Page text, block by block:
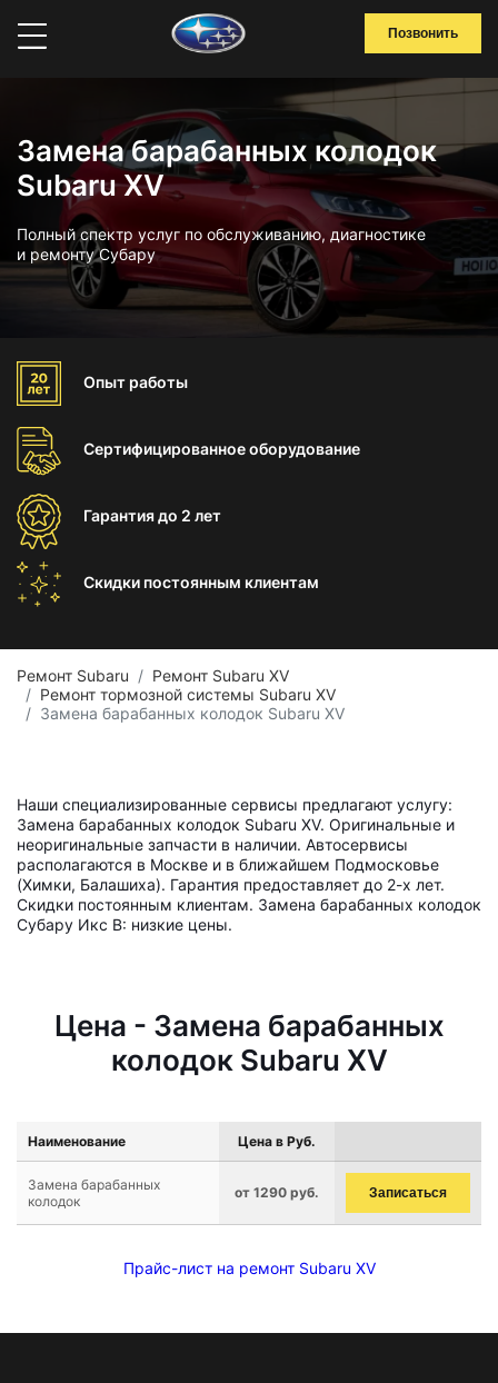
Позвонить
Замена барабанных колодок
Subaru XV
Полный спектр услуг по обслуживанию, диагностике
и ремонту Субару
Опыт работы
Сертифицированноеоборудование
Гарантиядо 2 лет
Скидки постоянным клиентам
Ремонт Subaru
Ремонт Subaru XV
Ремонт тормозной системы Subaru XV
Замена барабанных колодок Subaru XV
Наши специализированные сервисы предлагают услугу:
Замена барабанных колодок Subaru XV. Оригинальные и
неоригинальные запчасти в наличии. Автосервисы
располагаются в Москве и в ближайшем Подмосковье
(Химки, Балашиха). Гарантия предоставляет до 2-х лет.
Скидки постоянным клиентам. Замена барабанных колодок
Субару Икс В: низкие цены.
Цена - Замена барабанных
колодок Subaru XV
Наименование Цена в Руб.
Замена барабанных
колодок
от 1290 руб. Записаться
Прайс-лист на ремонт Subaru XV